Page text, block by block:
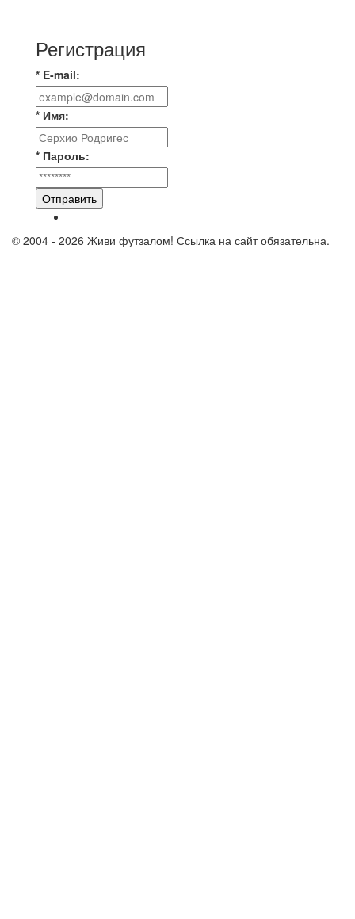
Регистрация
* E-mail:
* Имя:
* Пароль:
Отправить
© 2004 - 2026 Живи футзалом! Ссылка на сайт обязательна.